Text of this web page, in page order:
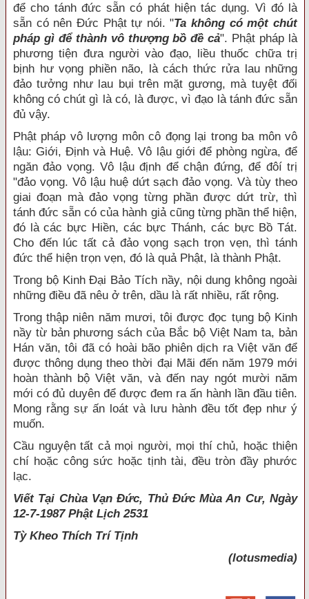
để cho tánh đức sẵn có phát hiện tác dụng. Vì đó là
sẵn có nên Đức Phật tự nói. "Ta không có một chút
pháp gì để thành vô thượng bồ đề cả". Phật pháp là
phương tiện đưa người vào đạo, liều thuốc chữa trị
bịnh hư vọng phiền não, là cách thức rửa lau những
đảo tưởng như lau bụi trên mặt gương, mà tuyệt đối
không có chút gì là có, là được, vì đạo là tánh đức sẵn
đủ vậy.
Phật pháp vô lượng môn cô đọng lại trong ba môn vô
lậu: Giới, Định và Huệ. Vô lậu giới để phòng ngừa, để
ngăn đảo vọng. Vô lậu định để chận đứng, để đôí trị
"đảo vọng. Vô lậu huệ dứt sạch đảo vọng. Và tùy theo
giai đoạn mà đảo vọng từng phần được dứt trừ, thì
tánh đức sẵn có của hành giả cũng từng phần thể hiện,
đó là các bực Hiền, các bực Thánh, các bực Bồ Tát.
Cho đến lúc tất cả đảo vọng sạch trọn vẹn, thì tánh
đức thể hiện trọn vẹn, đó là quả Phật, là thành Phật.
Trong bộ Kinh Đại Bảo Tích nầy, nội dung không ngoài
những điều đã nêu ở trên, dầu là rất nhiều, rất rộng.
Trong thập niên năm mươi, tôi được đọc tụng bộ Kinh
nầy từ bản phương sách của Bắc bộ Việt Nam ta, bản
Hán văn, tôi đã có hoài bão phiên dịch ra Việt văn để
được thông dụng theo thời đại Mãi đến năm 1979 mới
hoàn thành bộ Việt văn, và đến nay ngót mười năm
mới có đủ duyên để được đem ra ấn hành lần đầu tiên.
Mong rằng sự ấn loát và lưu hành đều tốt đẹp như ý
muốn.
Cầu nguyện tất cả mọi người, mọi thí chủ, hoặc thiện
chí hoặc công sức hoặc tịnh tài, đều tròn đầy phước
lạc.
Viết Tại Chùa Vạn Đức, Thủ Đức Mùa An Cư, Ngày
12-7-1987 Phật Lịch 2531
Tỳ Kheo Thích Trí Tịnh
(lotusmedia)